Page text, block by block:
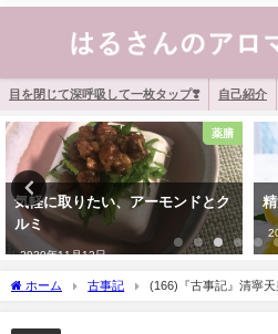
目を閉じて深呼吸して一枚タップ❣️ 自己紹介
薬膳
気軽に取りたい、アーモンドとク
ルミ
2020年11月12日
ホーム 古事記
(166)『古事記』清寧